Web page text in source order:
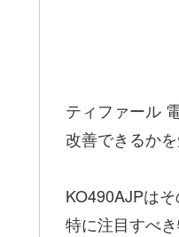
ティファール
改善できるか
KO490AJPは
特に注目すべ